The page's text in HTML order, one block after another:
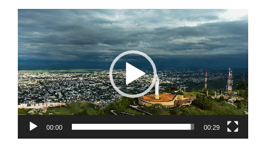
Reproductor
de
vídeo
00:00 00:29